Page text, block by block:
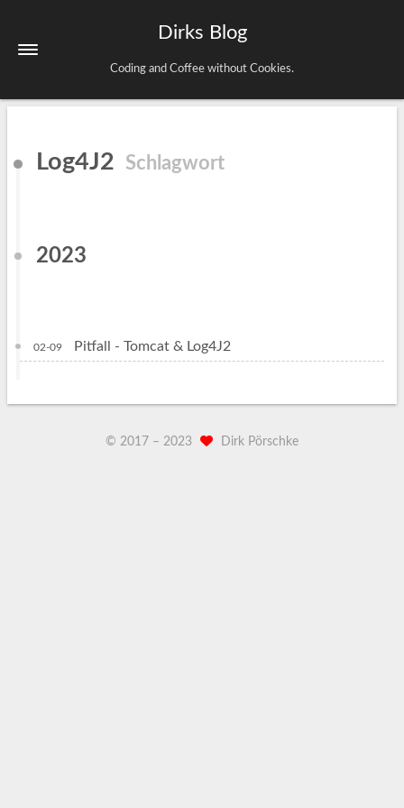
Dirks Blog
Coding and Coffee without Cookies.
Schlagwörter
Log4J2 Schlagwort
2023
02-09 Pitfall - Tomcat & Log4J2
© 2017 – 2023 Dirk Pörschke